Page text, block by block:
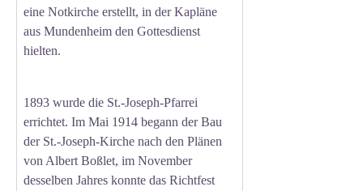
eine Notkirche erstellt, in der Kapläne
aus Mundenheim den Gottesdienst
hielten.
1893 wurde die St.-Joseph-Pfarrei
errichtet. Im Mai 1914 begann der Bau
der St.-Joseph-Kirche nach den Plänen
von Albert Boßlet, im November
desselben Jahres konnte das Richtfest